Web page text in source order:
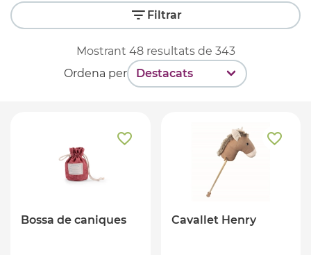
Filtrar
Mostrant 48resultats de 343
Ordena per
Bossa de caniques Cavallet Henry